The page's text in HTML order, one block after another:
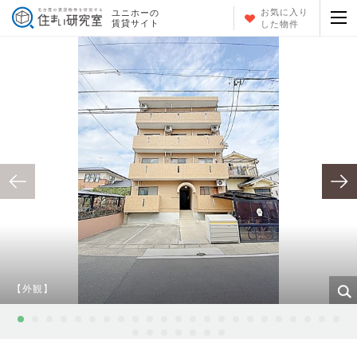
ユニホーの
賃貸サイト
お気に入り
した物件
【外観】